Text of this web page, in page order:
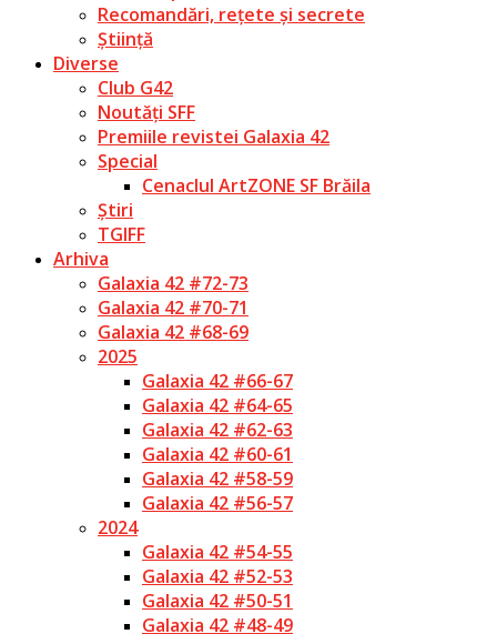
Recomandări, rețete și secrete
Știință
Diverse
Club G42
Noutăți SFF
Premiile revistei Galaxia 42
Special
Cenaclul ArtZONE SF Brăila
Știri
TGIFF
Arhiva
Galaxia 42 #72-73
Galaxia 42 #70-71
Galaxia 42 #68-69
2025
Galaxia 42 #66-67
Galaxia 42 #64-65
Galaxia 42 #62-63
Galaxia 42 #60-61
Galaxia 42 #58-59
Galaxia 42 #56-57
2024
Galaxia 42 #54-55
Galaxia 42 #52-53
Galaxia 42 #50-51
Galaxia 42 #48-49